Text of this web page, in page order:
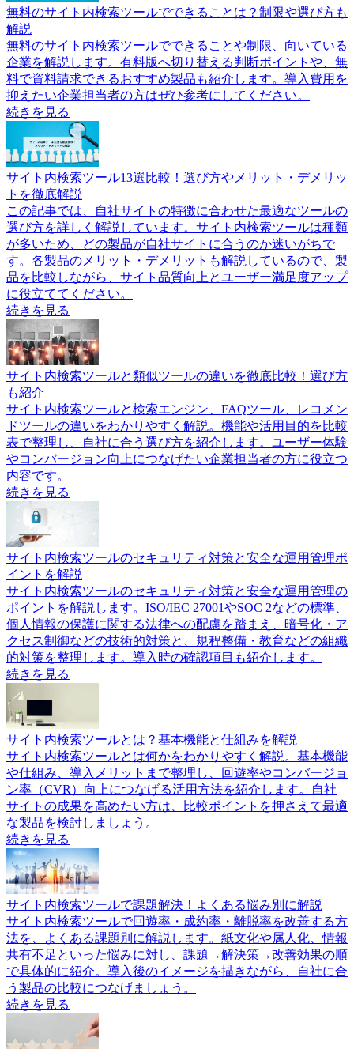
無料のサイト内検索ツールでできることは？制限や選び方も
解説
無料のサイト内検索ツールでできることや制限、向いている
企業を解説します。有料版へ切り替える判断ポイントや、無
料で資料請求できるおすすめ製品も紹介します。導入費用を
抑えたい企業担当者の方はぜひ参考にしてください。
続きを見る
サイト内検索ツール13選比較！選び方やメリット・デメリッ
トを徹底解説
この記事では、自社サイトの特徴に合わせた最適なツールの
選び方を詳しく解説しています。サイト内検索ツールは種類
が多いため、どの製品が自社サイトに合うのか迷いがちで
す。各製品のメリット・デメリットも解説しているので、製
品を比較しながら、サイト品質向上とユーザー満足度アップ
に役立ててください。
続きを見る
サイト内検索ツールと類似ツールの違いを徹底比較！選び方
も紹介
サイト内検索ツールと検索エンジン、FAQツール、レコメン
ドツールの違いをわかりやすく解説。機能や活用目的を比較
表で整理し、自社に合う選び方を紹介します。ユーザー体験
やコンバージョン向上につなげたい企業担当者の方に役立つ
内容です。
続きを見る
サイト内検索ツールのセキュリティ対策と安全な運用管理ポ
イントを解説
サイト内検索ツールのセキュリティ対策と安全な運用管理の
ポイントを解説します。ISO/IEC 27001やSOC 2などの標準、
個人情報の保護に関する法律への配慮を踏まえ、暗号化・ア
クセス制御などの技術的対策と、規程整備・教育などの組織
的対策を整理します。導入時の確認項目も紹介します。
続きを見る
サイト内検索ツールとは？基本機能と仕組みを解説
サイト内検索ツールとは何かをわかりやすく解説。基本機能
や仕組み、導入メリットまで整理し、回遊率やコンバージョ
ン率（CVR）向上につなげる活用方法を紹介します。自社
サイトの成果を高めたい方は、比較ポイントを押さえて最適
な製品を検討しましょう。
続きを見る
サイト内検索ツールで課題解決！よくある悩み別に解説
サイト内検索ツールで回遊率・成約率・離脱率を改善する方
法を、よくある課題別に解説します。紙文化や属人化、情報
共有不足といった悩みに対し、課題→解決策→改善効果の順
で具体的に紹介。導入後のイメージを描きながら、自社に合
う製品の比較につなげましょう。
続きを見る